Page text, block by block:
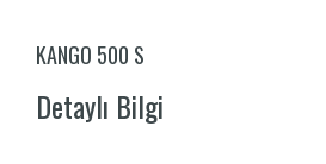
KANGO 500 S
Detaylı Bilgi